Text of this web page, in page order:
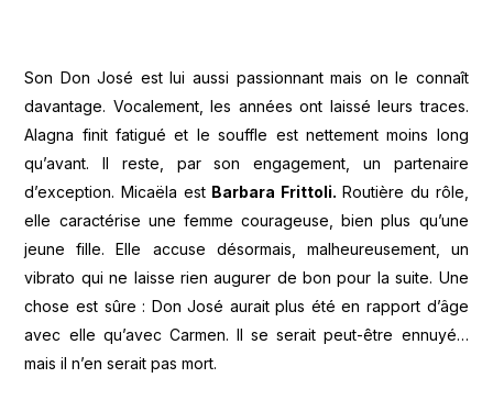
Son Don José est lui aussi passionnant mais on le connaît
davantage. Vocalement, les années ont laissé leurs traces.
Alagna finit fatigué et le souffle est nettement moins long
qu’avant. Il reste, par son engagement, un partenaire
d’exception. Micaëla est Barbara Frittoli. Routière du rôle,
elle caractérise une femme courageuse, bien plus qu’une
jeune fille. Elle accuse désormais, malheureusement, un
vibrato qui ne laisse rien augurer de bon pour la suite. Une
chose est sûre : Don José aurait plus été en rapport d’âge
avec elle qu’avec Carmen. Il se serait peut-être ennuyé…
mais il n’en serait pas mort.